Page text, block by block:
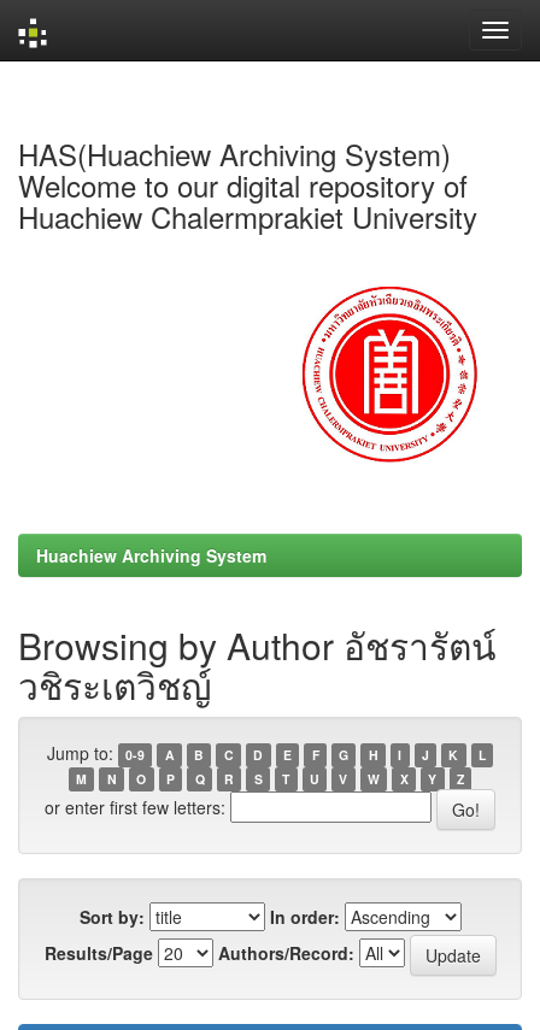
HAS(Huachiew Archiving System)
Welcome to our digital repository of
Huachiew Chalermprakiet University
Huachiew Archiving System
Browsing by Author อัชรารัตน์
วชิระเตวิชญ์
Jump to: 0-9 A B C D E F G H I J K
L
M
N O P Q R S T U V W X Y Z
or enter first few letters:
Sort by:
In order:
Results/Page
Authors/Record: